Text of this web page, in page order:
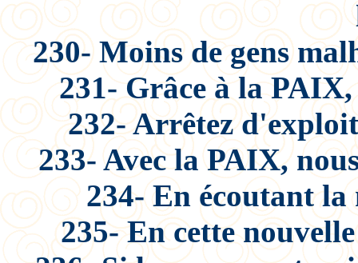
230- Moins de gens
231- Grâce à la PAIX,
232- Arrêtez
233- Avec la PAIX,
234- En écoutant la
235- En cette